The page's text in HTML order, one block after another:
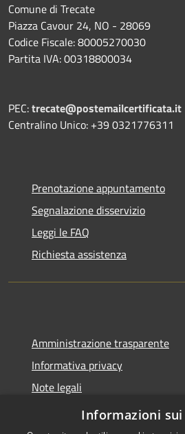
Comune di Trecate
Piazza Cavour 24, NO - 28069
Codice Fiscale: 80005270030
Partita IVA: 00318800034
PEC:trecate@postemailcertificata.it
Centralino Unico: +39 0321776311
Prenotazione appuntamento
Segnalazione disservizio
Leggi le FAQ
Richiesta assistenza
Amministrazione trasparente
Informativa privacy
Note legali
Dichiarazione di accessibilità
Informazioni